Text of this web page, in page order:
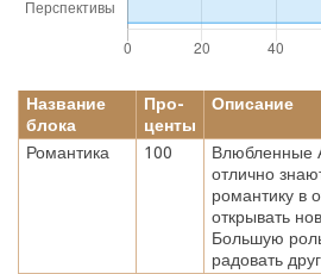
Название
блока
Про-
центы
Описание
Романтика 100
Влюбленные
отлично
романтику в
открывать
Большую
радовать